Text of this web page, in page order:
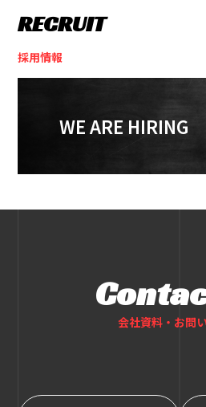
RECRUIT
採用情報
WE ARE HIRING
会社資料・お問